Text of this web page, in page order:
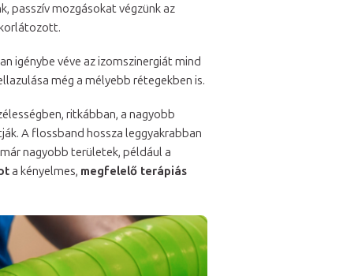
passzív mozgásokat végzünk az
igénybe véve az izomszinergiát mind
még a mélyebb rétegekben is.
ritkábban, a nagyobb
A flossband hossza leggyakrabban
nagyobb területek, például a
a kényelmes, megfelelő terápiás